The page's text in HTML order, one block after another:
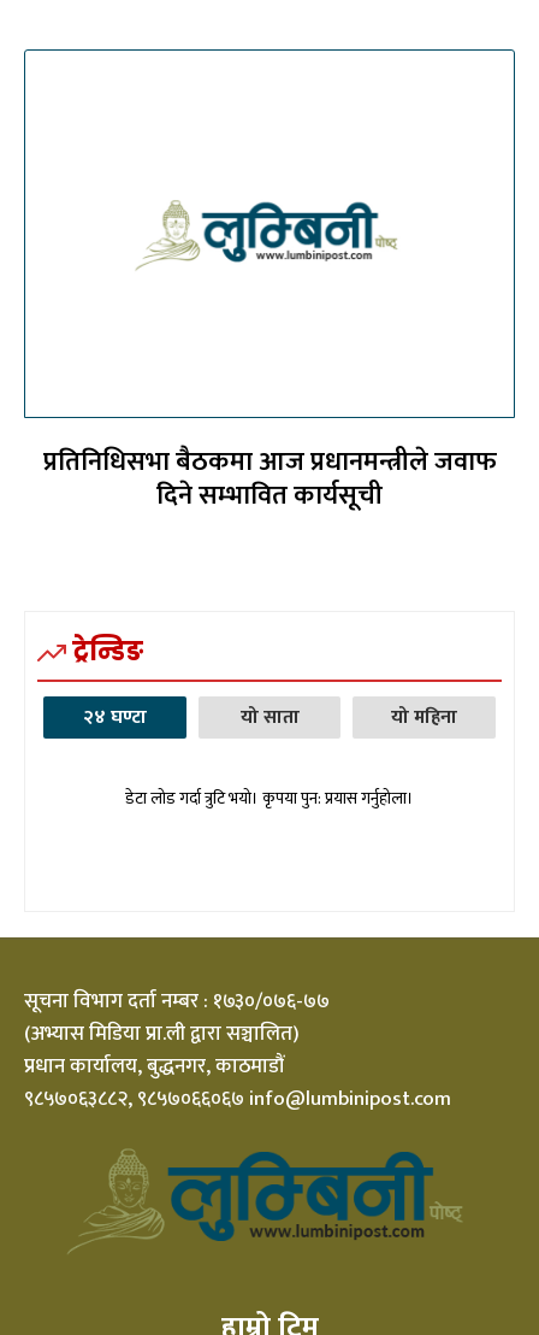
प्रतिनिधिसभा बैठकमा आज प्रधानमन्त्रीले जवाफ
दिने सम्भावित कार्यसूची
ट्रेन्डिङ
२४ घण्टा यो साता यो महिना
डेटा लोड गर्दा त्रुटि भयो। कृपया पुन: प्रयास गर्नुहोला।
सूचना विभाग दर्ता नम्बर : १७३०/०७६-७७
(अभ्यास मिडिया प्रा.ली द्वारा सञ्चालित)
प्रधान कार्यालय, बुद्धनगर, काठमाडौं
९८५७०६३८८२, ९८५७०६६०६७ info@lumbinipost.com